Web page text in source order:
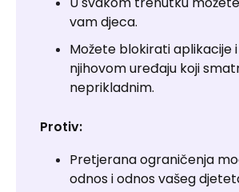
vam djeca.
Možete blokirati aplikacije
njihovom uređaju koji
neprikladnim.
Protiv:
Pretjerana ograničenja
odnos i odnos vašeg